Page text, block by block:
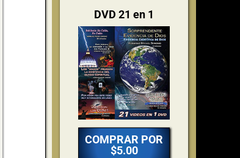
DVD 21 en 1
COMPRAR POR
$5.00